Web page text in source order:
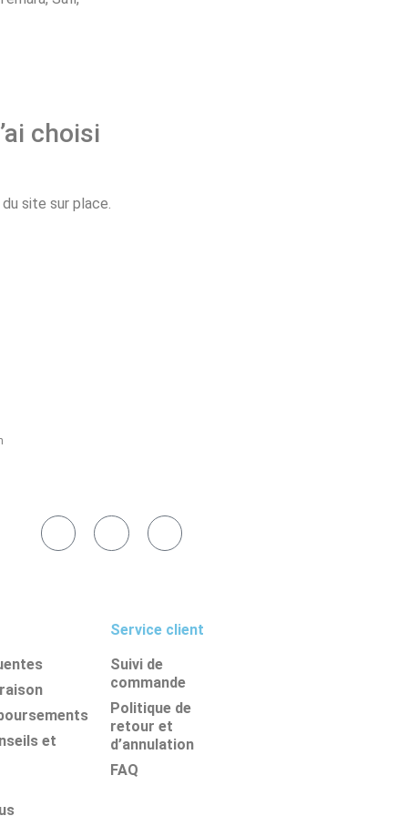
choisi
site sur place.
et
Service client
Suivi de
commande
Politique de
retour et
d’annulation
FAQ